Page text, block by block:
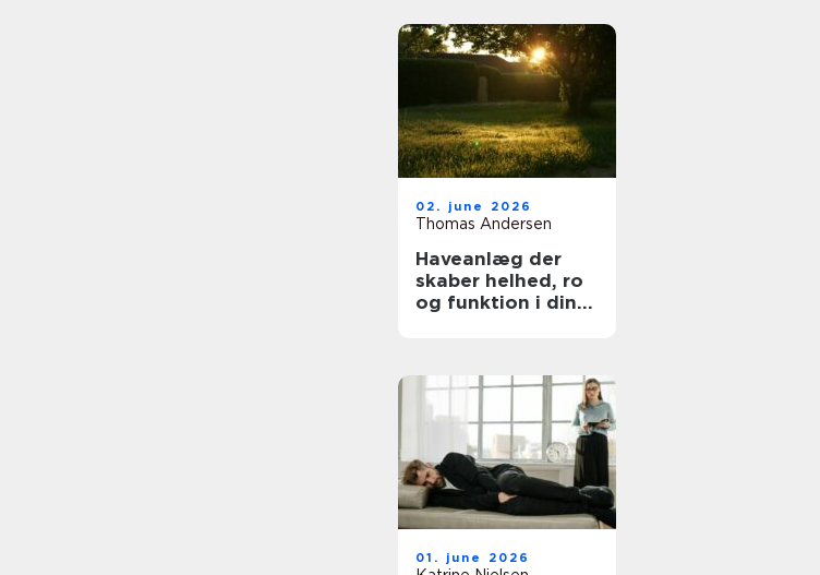
02. june 2026
Thomas Andersen
Haveanlæg der
skaber helhed, ro
og funktion i din
01. june 2026